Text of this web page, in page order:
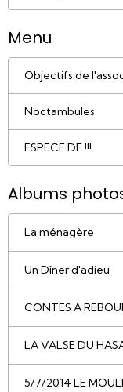
Menu
Objectifs de
Noctambules
ESPECE DE !!!
Albums
La ménagère
Un Dîner d'adieu
CONTES A
LA VALSE DU
5/7/2014 LE